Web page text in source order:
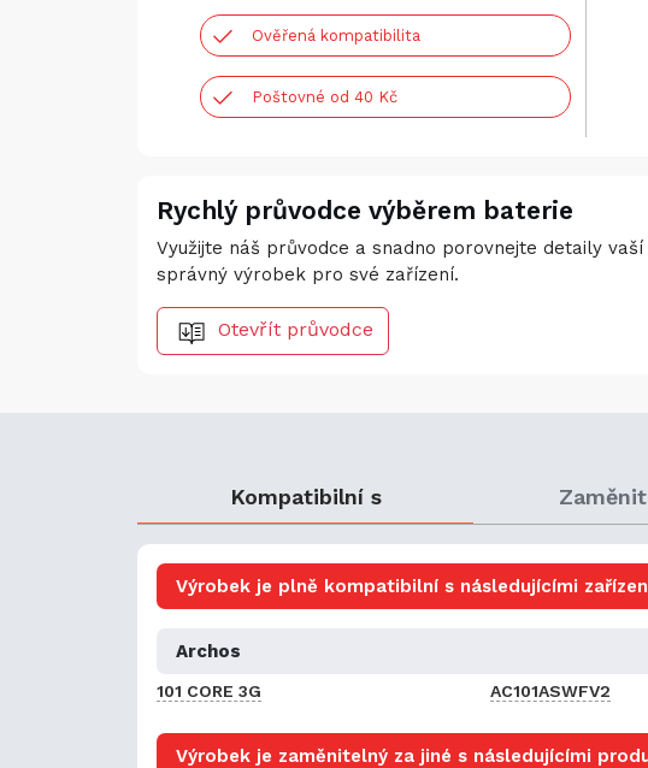
Ověřená kompatibilita
Poštovné od 40 Kč
Rychlý průvodce výběrem baterie
Využijte náš průvodce a snadno porovnejte detaily
správný výrobek pro své zařízení.
Otevřít průvodce
Kompatibilní s
Výrobek je plně kompatibilní s následujícími
Archos
101 CORE 3G AC101ASWFV2
Výrobek je zaměnitelný za jiné s následujícími